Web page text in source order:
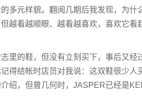
多元样貌。翻阅几期后我发现，为什
越看越顺眼、越看越喜欢，喜欢它看
里的鞋，但没有立刻买下，事后又经
得结帐时店员对我说：这双鞋很少人
绍，但曾几何时，JASPER已经是